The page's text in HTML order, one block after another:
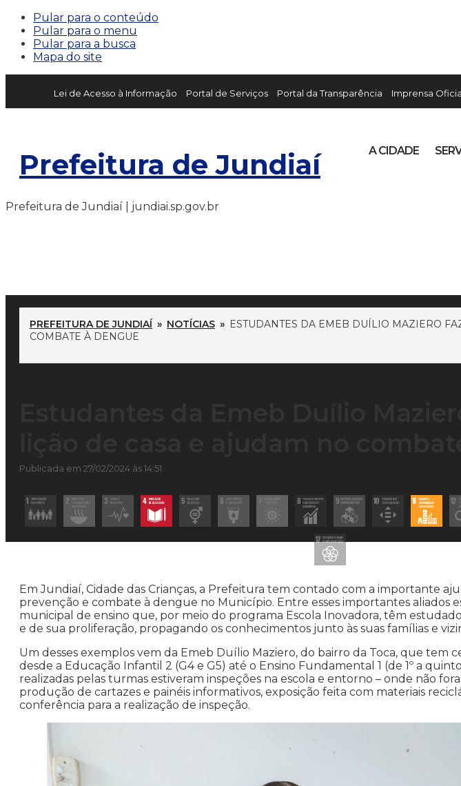
Pular para o conteúdo
Pular para o menu
Pular para a busca
Mapa do site
Lei de Acesso à Informação Portal de Serviços Portal da Transparência Imprensa
Prefeitura de Jundiaí A CIDADE
Prefeitura de Jundiaí | jundiai.sp.gov.br
PREFEITURA DE JUNDIAÍ » NOTÍCIAS » ESTUDANTES DA EMEB DUÍLIO MAZIERO
COMBATE À DENGUE
Publicada em 27/02/2024 às 14:51
Em Jundiaí, Cidade das Crianças, a Prefeitura tem contado com a importante
prevenção e combate à dengue no Município. Entre esses importantes aliados
municipal de ensino que, por meio do programa Escola Inovadora, têm
e de sua proliferação, propagando os conhecimentos junto às suas famílias e
Um desses exemplos vem da Emeb Duílio Maziero, do bairro da Toca, que tem
desde a Educação Infantil 2 (G4 e G5) até o Ensino Fundamental 1 (de 1º a
realizadas pelas turmas estiveram inspeções na escola e entorno – onde não
produção de cartazes e painéis informativos, exposição feita com materiais
conferência para a realização de inspeção.